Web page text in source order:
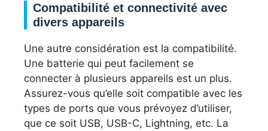
Compatibilité et connectivité avec
divers appareils
Une autre considération est la compatibilité.
Une batterie qui peut facilement se
connecter à plusieurs appareils est un plus.
Assurez-vous qu’elle soit compatible avec les
types de ports que vous prévoyez d’utiliser,
que ce soit USB, USB-C, Lightning, etc. La